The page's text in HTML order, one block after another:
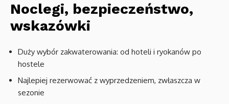
Noclegi, bezpieczeństwo,
wskazówki
Duży wybór zakwaterowania: od hoteli i ryokanów po
hostele
Najlepiej rezerwować z wyprzedzeniem, zwłaszcza w
sezonie